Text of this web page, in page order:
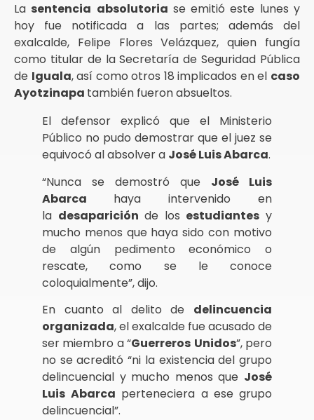
La sentencia absolutoria se emitió este lunes y
hoy fue notificada a las partes; además del
exalcalde, Felipe Flores Velázquez, quien fungía
como titular de la Secretaría de Seguridad Pública
de Iguala, así como otros 18 implicados en el caso
Ayotzinapa también fueron absueltos.
El defensor explicó que el Ministerio
Público no pudo demostrar que el juez se
equivocó al absolver a José Luis Abarca.
“Nunca se demostró que José Luis
Abarca haya intervenido en
la desaparición de los estudiantes y
mucho menos que haya sido con motivo
de algún pedimento económico o
rescate, como se le conoce
coloquialmente”, dijo.
En cuanto al delito de delincuencia
organizada, el exalcalde fue acusado de
ser miembro a “Guerreros Unidos”, pero
no se acreditó “ni la existencia del grupo
delincuencial y mucho menos que José
Luis Abarca perteneciera a ese grupo
delincuencial”.